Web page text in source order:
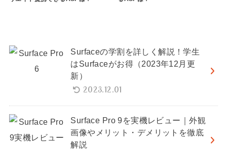
Surfaceの学割を詳しく解説！学生
はSurfaceがお得（2023年12月更
新）
2023.12.01
Surface Pro 9を実機レビュー｜外観
画像やメリット・デメリットを徹底
解説